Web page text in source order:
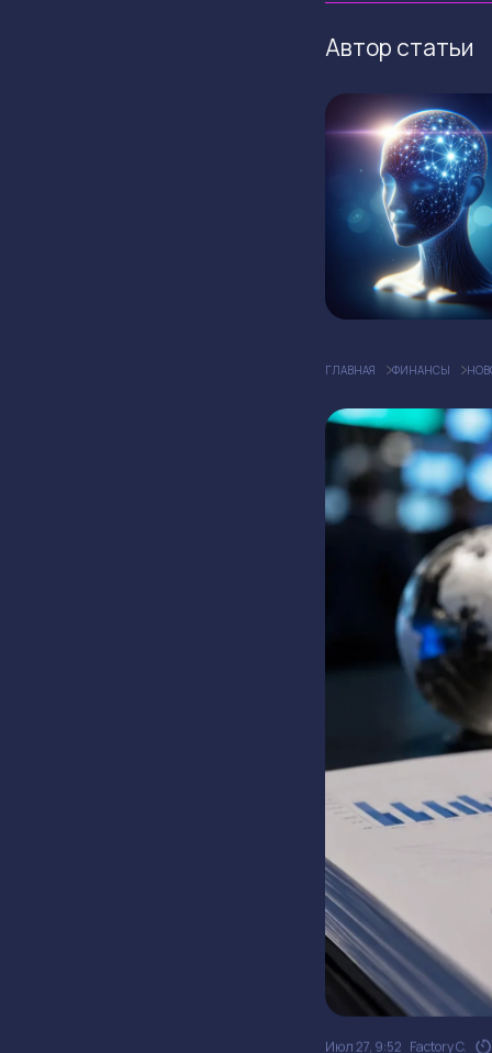
Автор статьи
ГЛАВНАЯ ФИНАНСЫ
Июл 27, 9:52 Factory C.